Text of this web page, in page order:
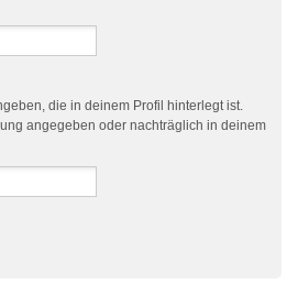
die in deinem Profil hinterlegt ist.
angegeben oder nachträglich in deinem